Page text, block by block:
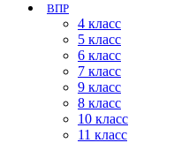
ВПР
4 класс
5 класс
6 класс
7 класс
9 класс
8 класс
10 класс
11 класс